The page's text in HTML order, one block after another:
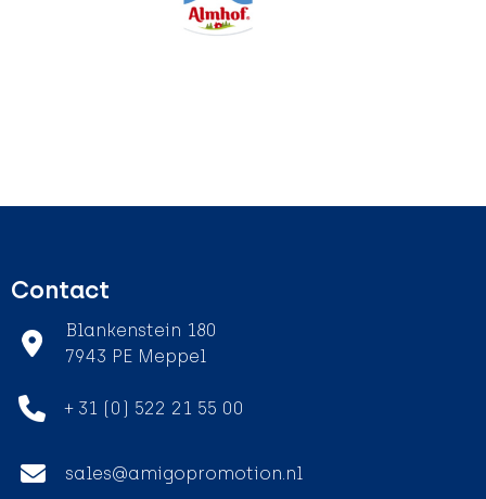
Contact
Blankenstein 180
7943 PE Meppel
+ 31 (0) 522 21 55 00
sales@amigopromotion.nl